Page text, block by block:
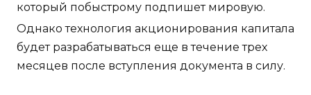
который побыстрому подпишет мировую.
Однако технология акционирования капитала
будет разрабатываться еще в течение трех
месяцев после вступления документа в силу.